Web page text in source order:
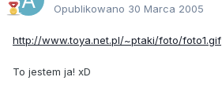
Opublikowano 30 Marca 2005
http://www.toya.net.pl/~ptaki/foto/foto1.gif
To jestem ja! xD